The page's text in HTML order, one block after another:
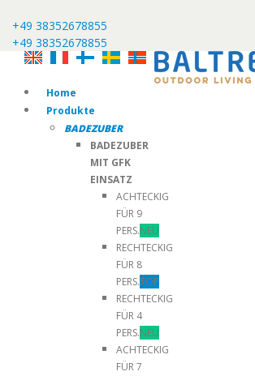
+49 38352678855
+49 38352678855
Home
Produkte
BADEZUBER
BADEZUBER
MIT GFK
EINSATZ
ACHTECKIG
FÜR 9
PERS.NEU
RECHTECKIG
FÜR 8
PERS.TOP
RECHTECKIG
FÜR 4
PERS.NEU
ACHTECKIG
FÜR 7